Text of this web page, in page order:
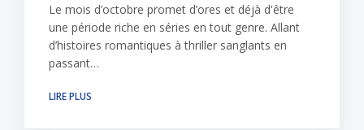
Le mois d’octobre promet d’ores et déjà d'être
une période riche en séries en tout genre. Allant
d’histoires romantiques à thriller sanglants en
passant…
LIRE PLUS